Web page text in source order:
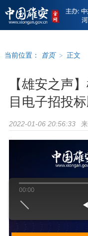
当前位置： 首页 > 正文
【雄安之声
目电子招投
2022-01-06 20:56:33
00:00